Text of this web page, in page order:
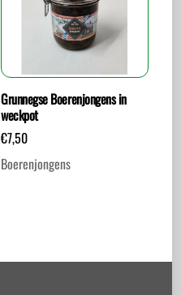
Grunnegse Boerenjongens in
weckpot
€7,50
Boerenjongens